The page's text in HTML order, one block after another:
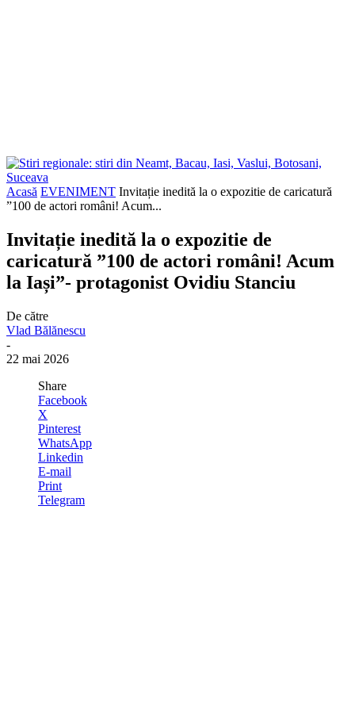
Acasă EVENIMENT Invitație inedită la o expozitie de caricatură
”100 de actori români! Acum...
Invitație inedită la o expozitie de
caricatură ”100 de actori români! Acum
la Iași”- protagonist Ovidiu Stanciu
De către
Vlad Bălănescu
-
22 mai 2026
Share
Facebook
X
Pinterest
WhatsApp
Linkedin
E-mail
Print
Telegram